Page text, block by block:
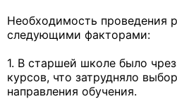
Необходимость проведения
следующими факторами:
1. В старшей школе было
курсов, что затрудняло
направления обучения.